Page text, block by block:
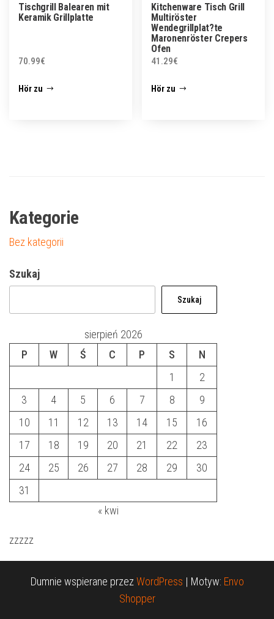
Tischgrill Balearen mit
Keramik Grillplatte
70.99€
Hör zu
Kitchenware Tisch Grill
Multiröster
Wendegrillplat?te
Maronenröster Crepers
Ofen
41.29€
Hör zu
Kategorie
Bez kategorii
Szukaj
Szukaj
sierpień 2026
P
W Ś C P S
N
1
2
3
4 5 6 7 8
9
10
11 12 13 14 15
16
17
18 19 20 21 22
23
24
25 26 27 28 29
30
31
« kwi
zzzzz
Dumnie wspierane przezWordPress | Motyw: Envo
Shopper